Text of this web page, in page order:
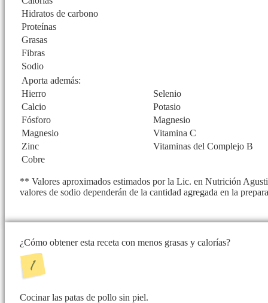
Hidratos de carbono
Proteínas
Grasas
Fibras
Sodio
Aporta además:
Hierro
Selenio
Calcio
Potasio
Fósforo
Magnesio
Magnesio
Vitamina C
Zinc
Vitaminas del Complejo B
Cobre
** Valores aproximados estimados por la Lic. en Nutrición
valores de sodio dependerán de la cantidad agregada en la
¿Cómo obtener esta receta con menos grasas y calorías?
Cocinar las patas de pollo sin piel.